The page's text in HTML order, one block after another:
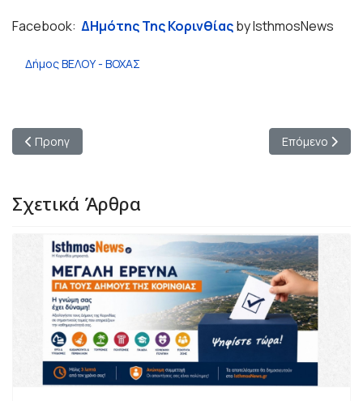
Facebook: ΔΗμότης Της Κορινθίαςby IsthmosNews
Δήμος ΒΕΛΟΥ - ΒΟΧΑΣ
Προηγούμενο άρθρο: Νίκος Σταυρέλης: Ολοκληρώθηκε μετά
Προηγ Επόμενο
Επόμενο
Σχετικά Άρθρα